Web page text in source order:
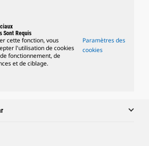
Sont Requis
cette fonction, vous
l'utilisation de cookies
fonctionnement, de
et de ciblage.
Paramètres des
cookies